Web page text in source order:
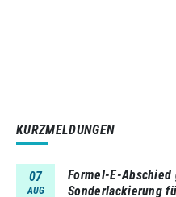
KURZMELDUNGEN
07
AUG
Formel-E-Abschied
Sonderlackierung